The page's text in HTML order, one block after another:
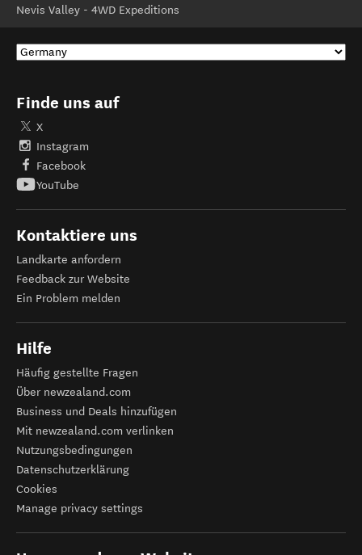
Nevis Valley - 4WD Expeditions
Finde uns auf
X
Instagram
Facebook
YouTube
Kontaktiere uns
Landkarte anfordern
Feedback zur Website
Ein Problem melden
Hilfe
Häufig gestellte Fragen
Über newzealand.com
Business und Deals hinzufügen
Mit newzealand.com verlinken
Nutzungsbedingungen
Datenschutzerklärung
Cookies
Manage privacy settings